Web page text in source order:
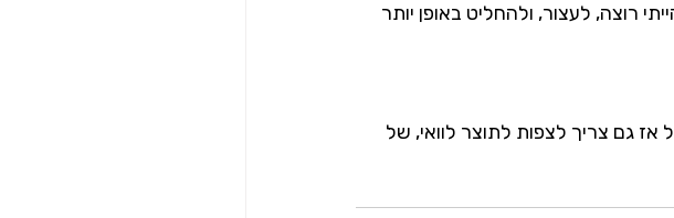
רוצה, לעצור, ולהחליט באופן יותר
גם צריך לצפות לתוצר לוואי, של